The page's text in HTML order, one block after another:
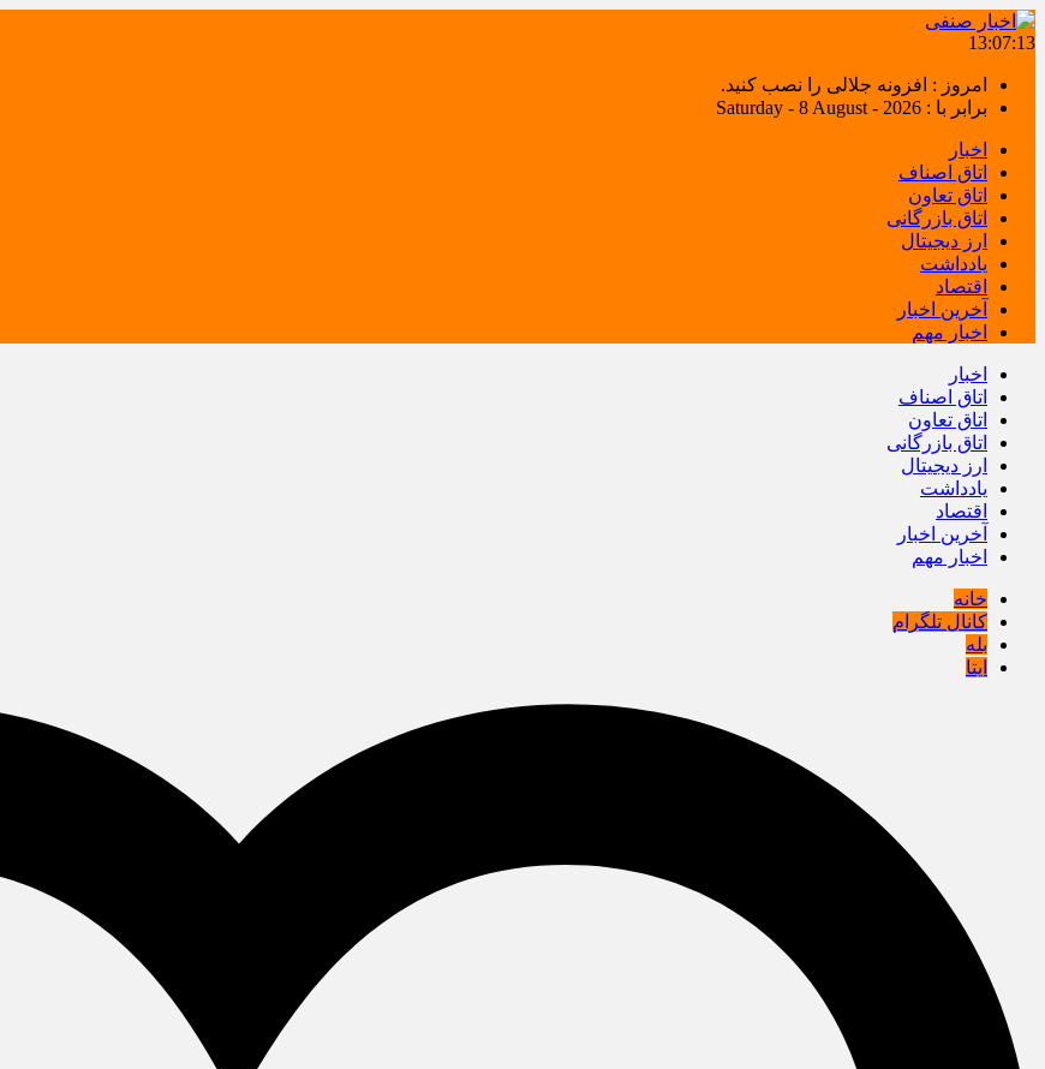
13:07:14
امروز : افزونه جلالی را نصب کنید.
برابر با : Saturday - 8 August - 2026
اخبار
اتاق اصناف
اتاق تعاون
اتاق بازرگانی
ارز دیجیتال
یادداشت
اقتصاد
آخرین اخبار
اخبار مهم
اخبار
اتاق اصناف
اتاق تعاون
اتاق بازرگانی
ارز دیجیتال
یادداشت
اقتصاد
آخرین اخبار
اخبار مهم
خانه
کانال تلگرام
بله
ایتا